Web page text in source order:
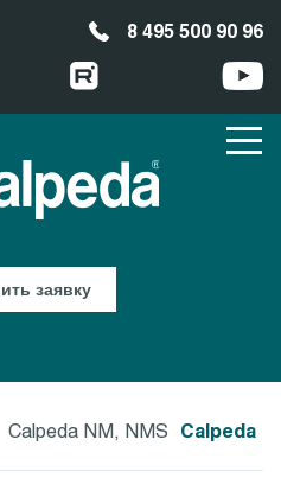
8 495 500 90 96
заявку
Calpeda NM, NMS
Calpeda